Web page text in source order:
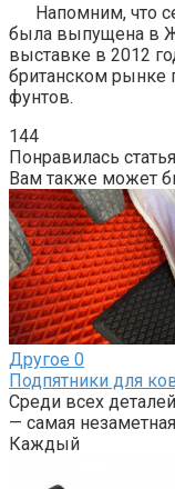
Напомним, что
была выпущена в
выставке в 2012
британском рынке
фунтов.
144
Понравилась
Вам также может
Другое 0
Подпятники для
Среди всех
— самая
Каждый